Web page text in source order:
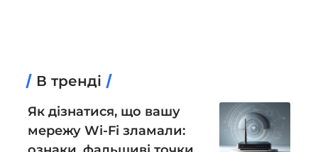
В тренді
Як дізнатися, що вашу
мережу Wi-Fi зламали: